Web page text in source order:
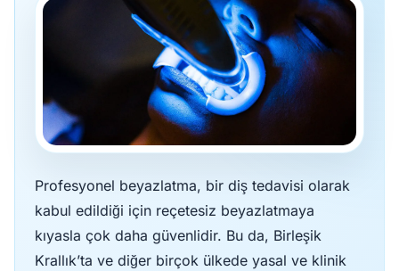
Profesyonel beyazlatma, bir diş tedavisi olarak
kabul edildiği için reçetesiz beyazlatmaya
kıyasla çok daha güvenlidir. Bu da, Birleşik
Krallık’ta ve diğer birçok ülkede yasal ve klinik